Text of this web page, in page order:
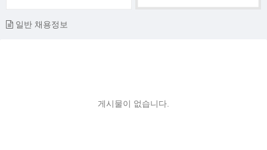
일반 채용정보
게시물이 없습니다.